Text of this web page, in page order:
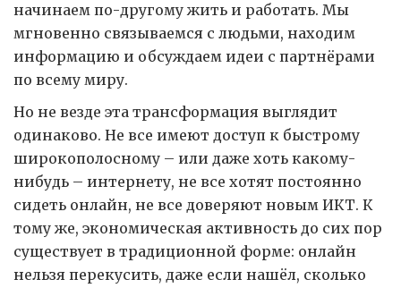
начинаем по-другому жить и работать. Мы
мгновенно связываемся с людьми, находим
информацию и обсуждаем идеи с партнёрами
по всему миру.
Но не везде эта трансформация выглядит
одинаково. Не все имеют доступ к быстрому
широкополосному – или даже хоть какому-
нибудь – интернету, не все хотят постоянно
сидеть онлайн, не все доверяют новым ИКТ. К
тому же, экономическая активность до сих пор
существует в традиционной форме: онлайн
нельзя перекусить, даже если нашёл, сколько